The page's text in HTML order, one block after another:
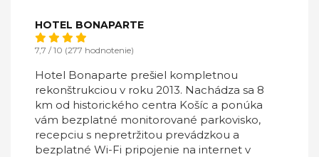
HOTEL BONAPARTE
7,7 / 10 (277 hodnotenie)
Hotel Bonaparte prešiel kompletnou
rekonštrukciou v roku 2013. Nachádza sa 8
km od historického centra Košíc a ponúka
vám bezplatné monitorované parkovisko,
recepciu s nepretržitou prevádzkou a
bezplatné Wi-Fi pripojenie na internet v